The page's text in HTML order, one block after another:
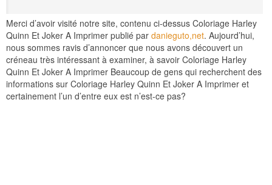
Merci d’avoir visité notre site, contenu ci-dessus Coloriage Harley
Quinn Et Joker A Imprimer publié par danieguto,net. Aujourd’hui,
nous sommes ravis d’annoncer que nous avons découvert un
créneau très intéressant à examiner, à savoir Coloriage Harley
Quinn Et Joker A Imprimer Beaucoup de gens qui recherchent des
informations sur Coloriage Harley Quinn Et Joker A Imprimer et
certainement l’un d’entre eux est n’est-ce pas?